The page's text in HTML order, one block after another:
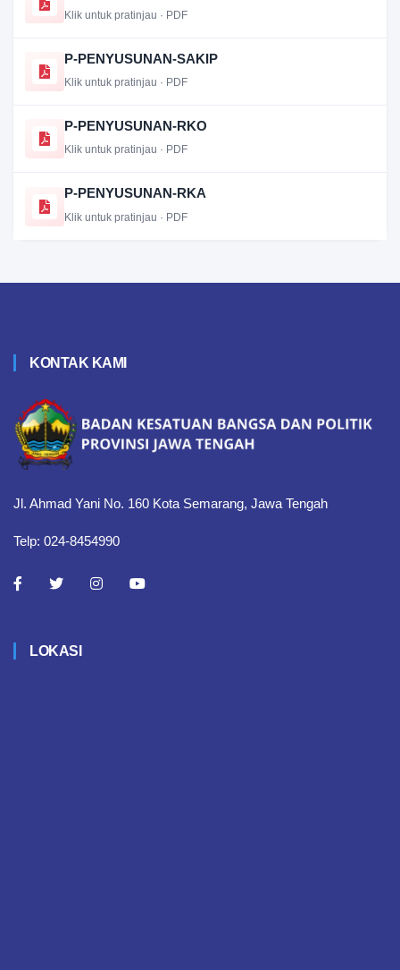
Klik untuk pratinjau · PDF
P-PENYUSUNAN-SAKIP
Klik untuk pratinjau · PDF
P-PENYUSUNAN-RKO
Klik untuk pratinjau · PDF
P-PENYUSUNAN-RKA
Klik untuk pratinjau · PDF
KONTAK KAMI
Jl. Ahmad Yani No. 160 Kota Semarang, Jawa Tengah
Telp: 024-8454990
LOKASI